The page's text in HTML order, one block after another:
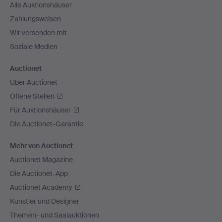
Alle Auktionshäuser
Zahlungsweisen
Wir versenden mit
Soziale Medien
Auctionet
Über Auctionet
Offene Stellen
Für Auktionshäuser
Die Auctionet-Garantie
Mehr von Auctionet
Auctionet Magazine
Die Auctionet-App
Auctionet Academy
Künstler und Designer
Themen- und Saalauktionen